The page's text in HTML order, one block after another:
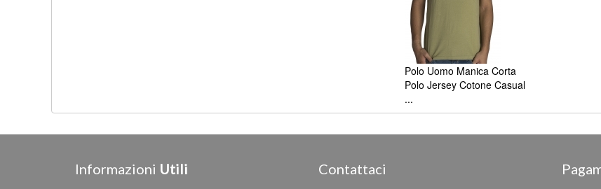
Polo Uomo Manica Corta
Polo Jersey Cotone Casual
...
Informazioni Utili Contattaci